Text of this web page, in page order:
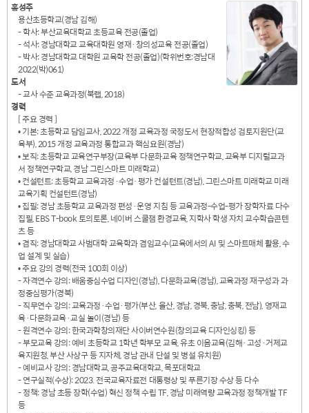
홍성주
용산초등학교(경남 김해)
- 학사: 부산교육대학교 초등교육 전공(졸업)
- 석사: 경남대학교 교육대학원 영재·창의성교육 전공(졸업)
- 박사: 경남대학교 대학원 교육학 전공(졸업)(학위번호:경남대
2022(박)061)
도서
- 교사 수준 교육과정(북랩, 2018)
경력
[ 주요 경력 ]
• 기본: 초등학교 담임교사, 2022 개정 교육과정 국정도서 현장적합성 검토지원단(교
육부), 2015 개정 교육과정 통합교과 핵심요원(경남)
• 보직: 초등학교 교육연구부장(교육부 다문화교육 정책연구학교, 교육부 디지털교과
서 정책연구학교, 경남 그린스마트 미래학교)
• 컨설턴트: 초등학교 교육과정·수업·평가 컨설턴트(경남), 그린스마트 미래학교 미래
교육기획 컨설턴트(경남)
• 집필: 경남 초등학교 교육과정 편성·운영 지침 등 교육과정-수업-평가 장학자료 다수
집필, EBS T-book 토의토론, 네이버 스쿨잼 환경교육, 지학사 학생 자치 교수학습콘텐
츠 등
• 겸직: 경남대학교 사범대학 교육학과 겸임교수(교육에서의 AI 및 스마트매체 활용, 수
업 설계 및 실습)
• 주요 강의 경력(전국 100회 이상)
- 자격연수 강의: 배움중심수업 디자인(경남), 다문화교육(경남), 교육과정 재구성과 과
정중심평가(경북)
- 직무연수 강의: 교육과정·수업·평가(부산, 울산, 경남, 경북, 충남, 충북, 전남), 영재교
육·다문화교육·교실 놀이(경남) 등
- 원격연수 강의: 한국과학창의재단 사이버연수원(창의교육 디자인싱킹) 등
- 부모교육 강의: 예비 초등학교 1학년 학부모 교육, 유초 이음교육(김해·고성·거제교
육지원청, 부산 사상구 등 지자체, 경남 관내 단설 및 병설 유치원)
- 예비교사 강의: 경남대학교, 공주교육대학교, 목포대학교
- 연구실적(수상): 2023. 전국교육자료전 대통령상 및 푸른기장 수상 등 다수
- 정책: 경남 초등 장학(수업) 혁신 정책 수립 TF, 경남 미래역량 교육과정 정책개발 TF
등